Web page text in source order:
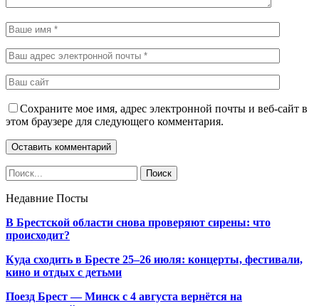
Сохраните мое имя, адрес электронной почты и веб-сайт в
этом браузере для следующего комментария.
Недавние Посты
В Брестской области снова проверяют сирены: что
происходит?
Куда сходить в Бресте 25–26 июля: концерты, фестивали,
кино и отдых с детьми
Поезд Брест — Минск с 4 августа вернётся на